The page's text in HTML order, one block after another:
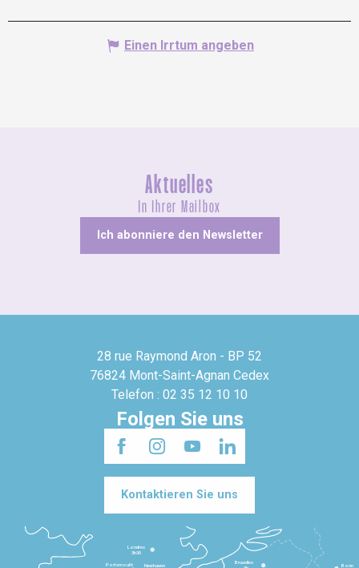
Einen Irrtum angeben
Aktuelles
In Ihrer Mailbox
Ich abonniere den Newsletter
28 rue Raymond Aron - BP 52
76824 Mont-Saint-Agnan Cedex
Telefon : 02 35 12 10 10
Folgen Sie uns
Kontaktieren Sie uns
Bruxelles
Londres
3h30
Newhaven
Portsmouth Bonn